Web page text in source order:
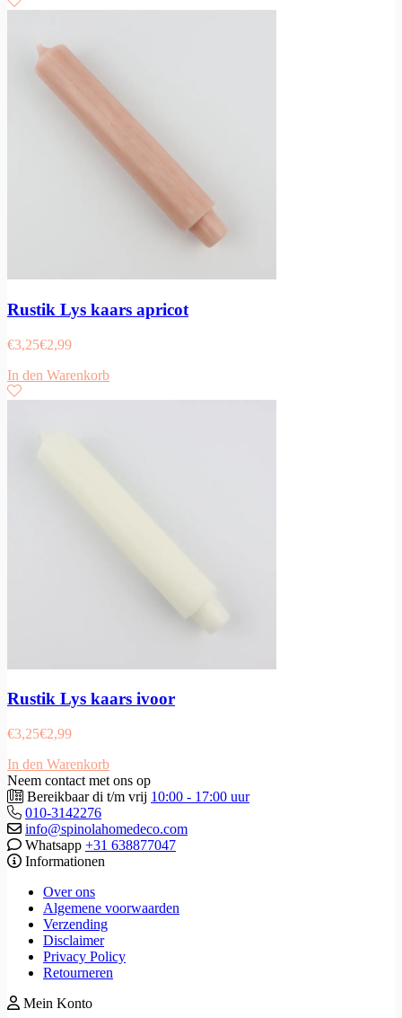
Rustik Lys kaars apricot
€3,25€2,99
In den Warenkorb
Rustik Lys kaars ivoor
€3,25€2,99
In den Warenkorb
Neem contact met ons op
Bereikbaar di t/m vrij 10:00 - 17:00 uur
010-3142276
info@spinolahomedeco.com
Whatsapp +31 638877047
Informationen
Over ons
Algemene voorwaarden
Verzending
Disclaimer
Privacy Policy
Retourneren
Mein Konto